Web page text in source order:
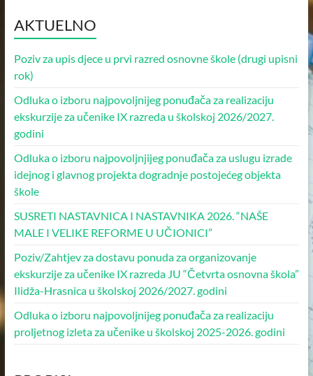
AKTUELNO
Poziv za upis djece u prvi razred osnovne škole (drugi upisni
rok)
Odluka o izboru najpovoljnijeg ponuđača za realizaciju
ekskurzije za učenike IX razreda u školskoj 2026/2027.
godini
Odluka o izboru najpovoljnjijeg ponuđača za uslugu izrade
idejnog i glavnog projekta dogradnje postojećeg objekta
škole
SUSRETI NASTAVNICA I NASTAVNIKA 2026. “NAŠE
MALE I VELIKE REFORME U UČIONICI”
Poziv/Zahtjev za dostavu ponuda za organizovanje
ekskurzije za učenike IX razreda JU “Četvrta osnovna škola”
Ilidža-Hrasnica u školskoj 2026/2027. godini
Odluka o izboru najpovoljnijeg ponuđača za realizaciju
proljetnog izleta za učenike u školskoj 2025-2026. godini